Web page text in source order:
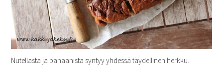
Nutellasta ja banaanista syntyy yhdessä täydellinen herkku.